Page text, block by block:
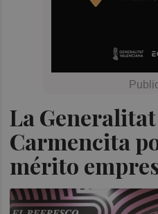
La
Carmencita
mérito